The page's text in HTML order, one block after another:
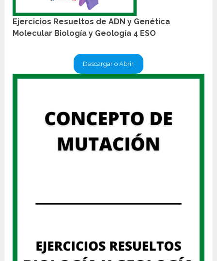
Ejercicios Resueltos de ADN y Genética
Molecular Biología y Geología 4 ESO
Descargar o Abrir